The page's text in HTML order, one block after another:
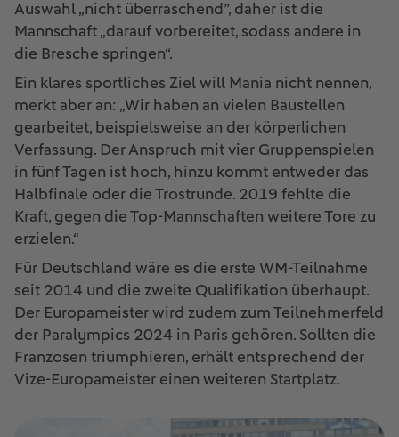
Auswahl „nicht überraschend”, daher ist die
Mannschaft „darauf vorbereitet, sodass andere in
die Bresche springen“.
Ein klares sportliches Ziel will Mania nicht nennen,
merkt aber an: „Wir haben an vielen Baustellen
gearbeitet, beispielsweise an der körperlichen
Verfassung. Der Anspruch mit vier Gruppenspielen
in fünf Tagen ist hoch, hinzu kommt entweder das
Halbfinale oder die Trostrunde. 2019 fehlte die
Kraft, gegen die Top-Mannschaften weitere Tore zu
erzielen.“
Für Deutschland wäre es die erste WM-Teilnahme
seit 2014 und die zweite Qualifikation überhaupt.
Der Europameister wird zudem zum Teilnehmerfeld
der Paralympics 2024 in Paris gehören. Sollten die
Franzosen triumphieren, erhält entsprechend der
Vize-Europameister einen weiteren Startplatz.